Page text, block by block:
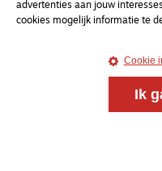
Meld je aan
nieuwsbrief
advertenties aan jouw
cookies mogelijk informatie te
Cookie
Ik